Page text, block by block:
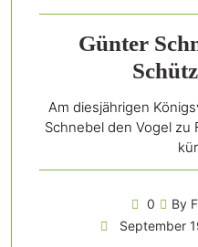
Günter
Am diesjährigen
Schnebel den Vogel zu
0
By
September